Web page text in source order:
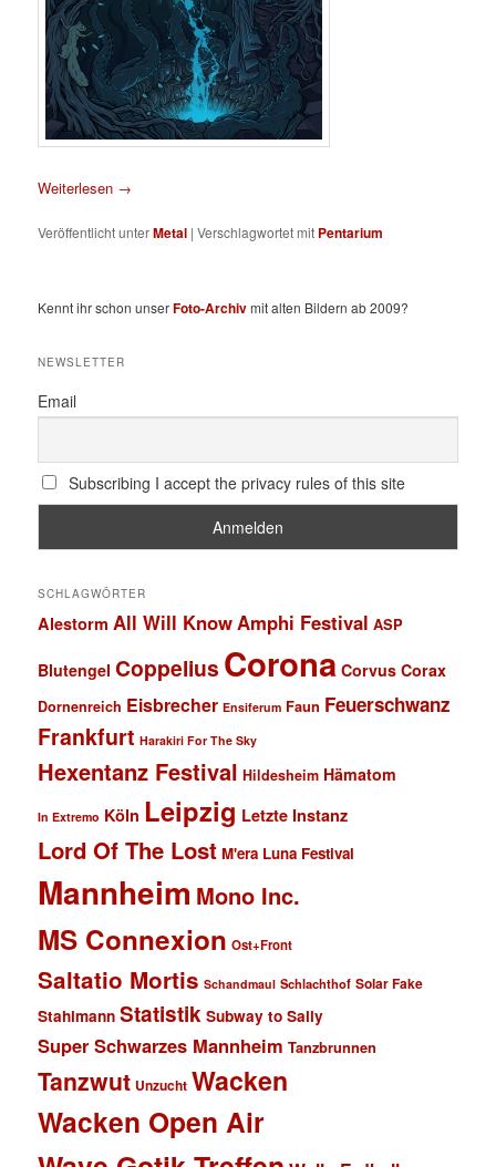
Weiterlesen →
Veröffentlicht unterMetal |Verschlagwortet mit Pentarium
Kennt ihr schon unserFoto-Archivmit alten Bildern ab 2009?
NEWSLETTER
Email
Subscribing I accept the privacy rules of this site
SCHLAGWÖRTER
Alestorm All Will KnowAmphi Festival ASP
Blutengel Coppelius Corona Corvus Corax
Dornenreich Eisbrecher Ensiferum Faun Feuerschwanz
Frankfurt Harakiri For The Sky
Hexentanz Festival Hildesheim Hämatom
In Extremo Köln Leipzig Letzte Instanz
Lord Of The Lost M'era Luna Festival
Mannheim Mono Inc.
MS Connexion Ost+Front
Saltatio Mortis Schandmaul Schlachthof Solar Fake
Stahlmann Statistik Subway to Sally
Super Schwarzes Mannheim Tanzbrunnen
Tanzwut Unzucht Wacken
Wacken Open Air